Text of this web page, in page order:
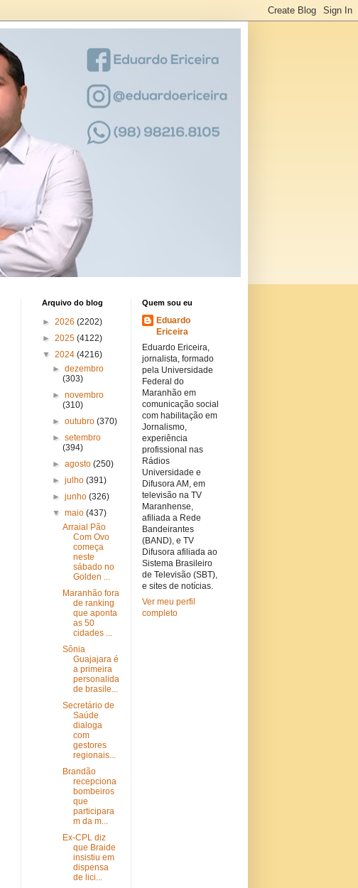
Arquivo do blog
► 2026 (2202)
► 2025 (4122)
▼ 2024 (4216)
► dezembro
(303)
► novembro
(310)
► outubro (370)
► setembro
(394)
► agosto (250)
► julho (391)
► junho (326)
▼ maio (437)
Arraial Pão
Com Ovo
começa
neste
sábado no
Golden ...
Maranhão fora
de ranking
que aponta
as 50
cidades ...
Sônia
Guajajara é
a primeira
personalida
de brasile...
Secretário de
Saúde
dialoga
com
gestores
regionais...
Brandão
recepciona
bombeiros
que
participara
m da m...
Ex-CPL diz
que Braide
insistiu em
dispensa
de lici...
Quem sou eu
Eduardo
Ericeira
Eduardo Ericeira,
jornalista, formado
pela Universidade
Federal do
Maranhão em
comunicação social
com habilitação em
Jornalismo,
experiência
profissional nas
Rádios
Universidade e
Difusora AM, em
televisão na TV
Maranhense,
afiliada a Rede
Bandeirantes
(BAND), e TV
Difusora afiliada ao
Sistema Brasileiro
de Televisão (SBT),
e sites de notícias.
Ver meu perfil
completo